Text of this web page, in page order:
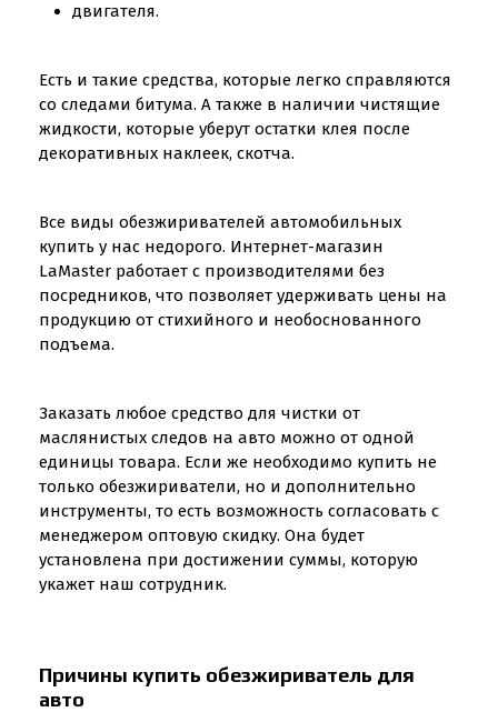
двигателя.
Есть и такие средства, которые легко справляются
со следами битума. А также в наличии чистящие
жидкости, которые уберут остатки клея после
декоративных наклеек, скотча.
Все виды обезжиривателей автомобильных
купить у нас недорого. Интернет-магазин
LaMaster работает с производителями без
посредников, что позволяет удерживать цены на
продукцию от стихийного и необоснованного
подъема.
Заказать любое средство для чистки от
маслянистых следов на авто можно от одной
единицы товара. Если же необходимо купить не
только обезжириватели, но и дополнительно
инструменты, то есть возможность согласовать с
менеджером оптовую скидку. Она будет
установлена при достижении суммы, которую
укажет наш сотрудник.
Причины купить обезжириватель для
авто